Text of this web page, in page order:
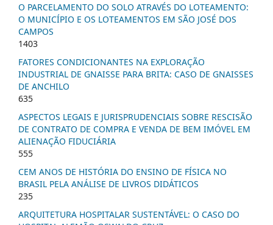
O PARCELAMENTO DO SOLO ATRAVÉS DO LOTEAMENTO:
O MUNICÍPIO E OS LOTEAMENTOS EM SÃO JOSÉ DOS
CAMPOS
1403
FATORES CONDICIONANTES NA EXPLORAÇÃO
INDUSTRIAL DE GNAISSE PARA BRITA: CASO DE GNAISSES
DE ANCHILO
635
ASPECTOS LEGAIS E JURISPRUDENCIAIS SOBRE RESCISÃO
DE CONTRATO DE COMPRA E VENDA DE BEM IMÓVEL EM
ALIENAÇÃO FIDUCIÁRIA
555
CEM ANOS DE HISTÓRIA DO ENSINO DE FÍSICA NO
BRASIL PELA ANÁLISE DE LIVROS DIDÁTICOS
235
ARQUITETURA HOSPITALAR SUSTENTÁVEL: O CASO DO